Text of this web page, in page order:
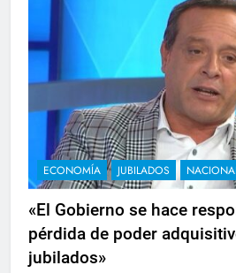
ECONOMÍA JUBILADOS
«El Gobierno se hace
pérdida de poder
jubilados»